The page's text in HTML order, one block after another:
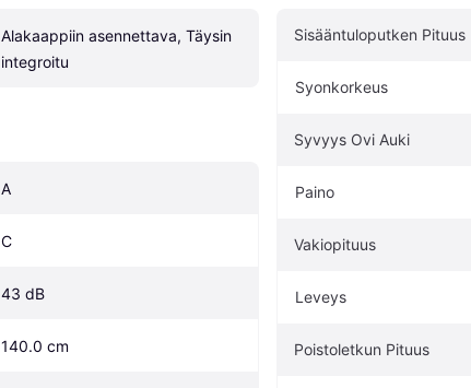
Alakaappiin asennettava, Täysin
integroitu
A
C
43 dB
140.0 cm
Sisääntuloputken Pituus
Syonkorkeus
Syvyys Ovi Auki
Paino
Vakiopituus
Leveys
Poistoletkun Pituus